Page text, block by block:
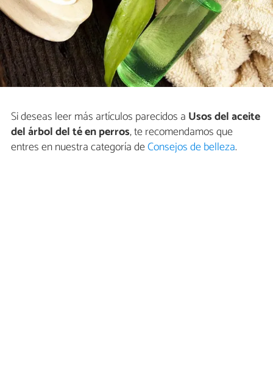
Si deseas leer más artículos parecidos a Usos del aceite
del árbol del té en perros, te recomendamos que
entres en nuestra categoría deConsejos de belleza.